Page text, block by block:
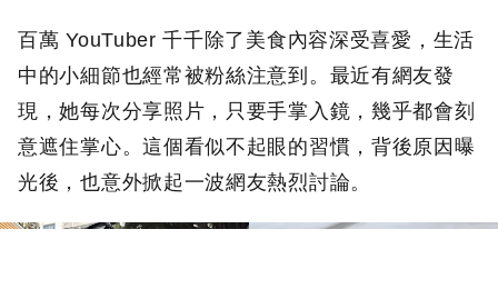
百萬 YouTuber 千千除了美食內容深受喜愛，生活
中的小細節也經常被粉絲注意到。最近有網友發
現，她每次分享照片，只要手掌入鏡，幾乎都會刻
意遮住掌心。這個看似不起眼的習慣，背後原因曝
光後，也意外掀起一波網友熱烈討論。